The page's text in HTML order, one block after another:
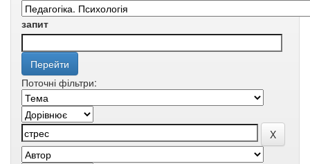
запит
Поточні фільтри: